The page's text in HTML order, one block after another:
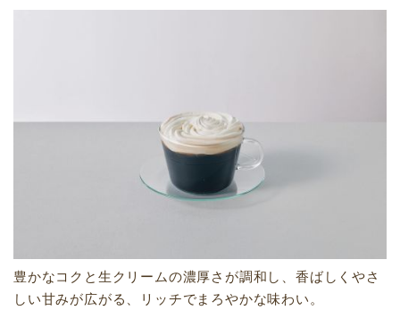
豊かなコクと生クリームの濃厚さが調和し、香ばしくやさ
しい甘みが広がる、リッチでまろやかな味わい。